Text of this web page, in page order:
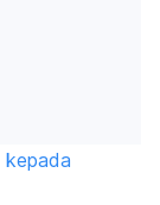
kepada